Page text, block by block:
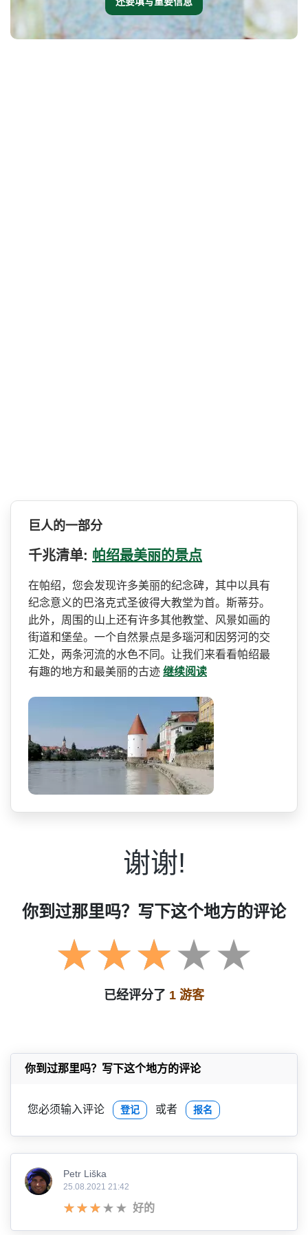
巨人的一部分
千兆清单: 帕绍最美丽的景点
在帕绍，您会发现许多美丽的­纪念碑，其中以具有
纪念意义的巴洛克式圣彼得大教堂­为首。斯蒂芬。
此外，周围的山上还有许多其他教堂、­风景如画的
街道和堡垒。一个自然景点是多瑙河和因努­河的交
汇处，两条河流的水色不同。让我们来看看帕绍­最
有趣的地方和最美丽的古迹 继续阅读
谢谢!
你到过那里吗？写下这个地方的评论
已经评分了 1 游客
你到过那里吗？写下这个地方的评论
您必须输入评论 登记 或者 报名
Petr Liška
25.08.2021 21:42
好的